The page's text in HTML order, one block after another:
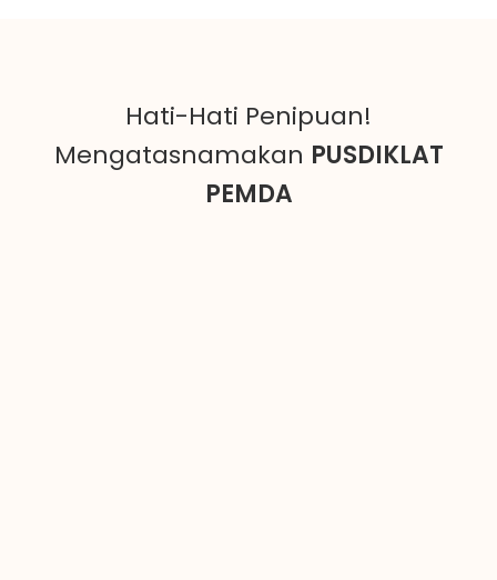
Hati-Hati Penipuan!
Mengatasnamakan PUSDIKLAT
PEMDA